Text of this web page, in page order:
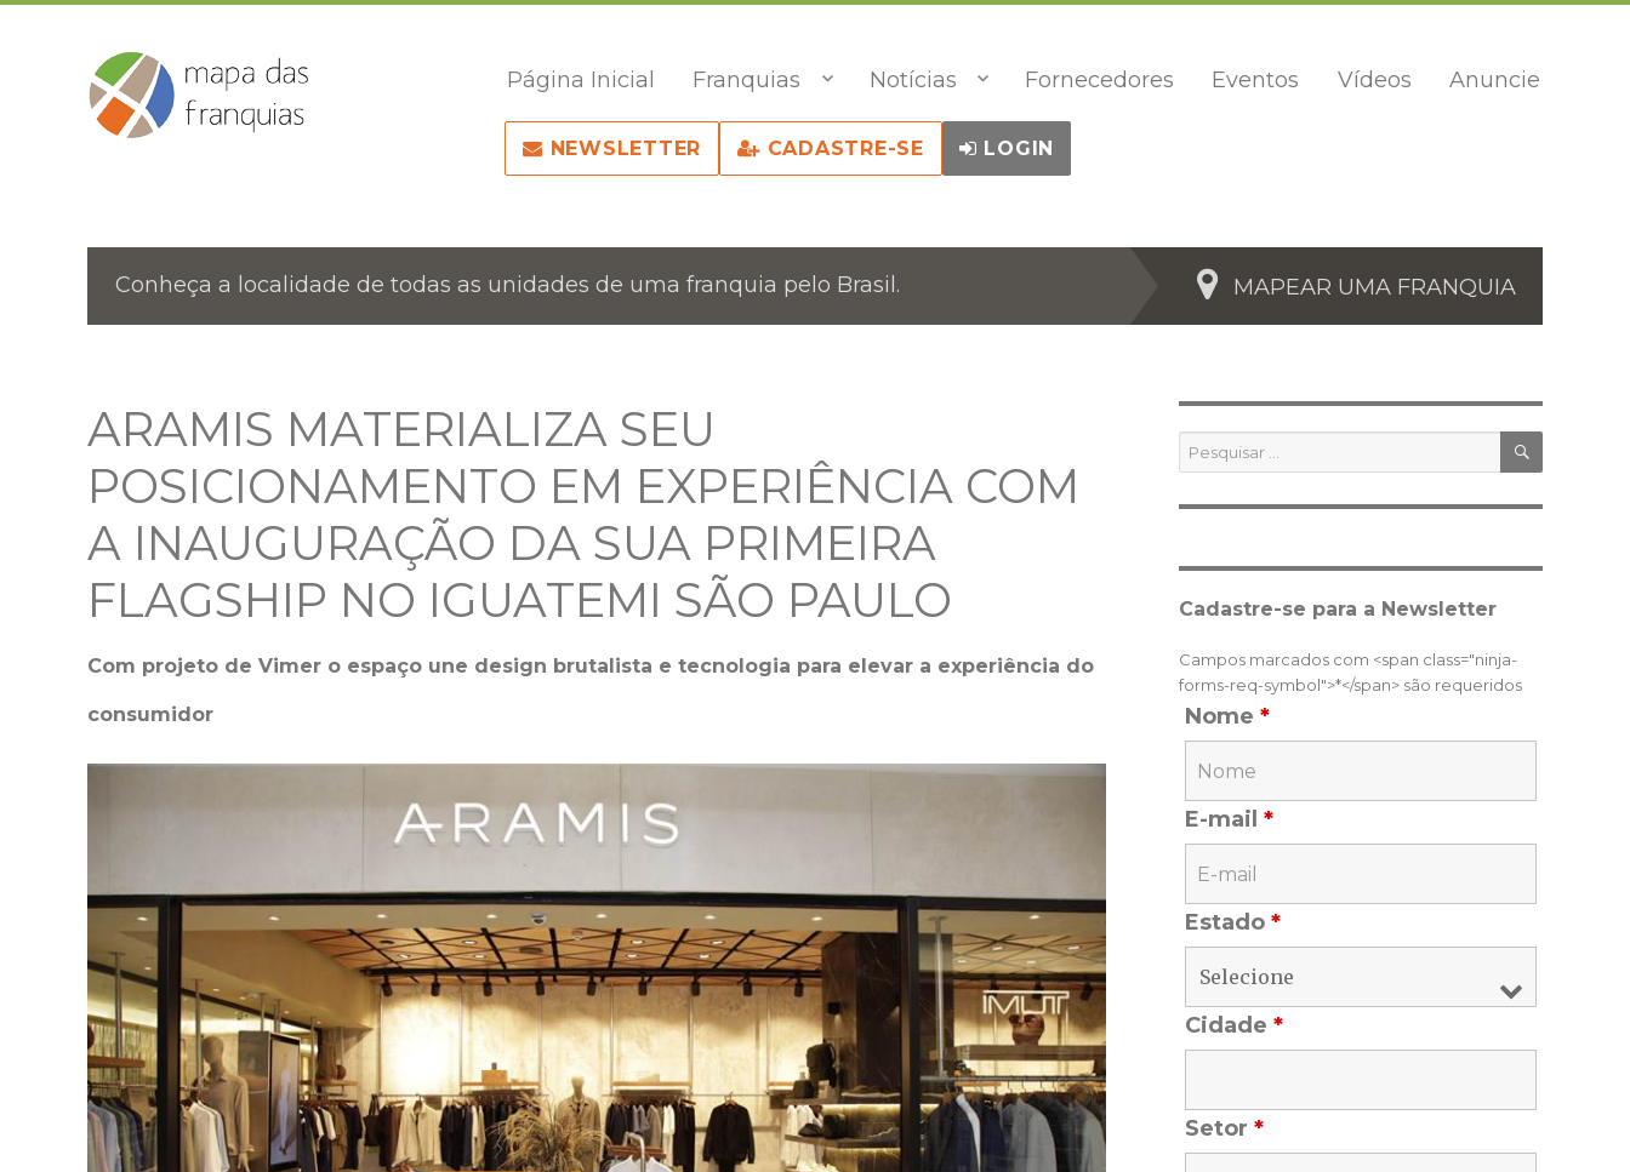
Página Inicial Franquias Notícias Fornecedores Eventos Vídeos Anuncie
NEWSLETTER CADASTRE-SE LOGIN
Conheça a localidade de todas as unidades de uma franquia pelo Brasil. MAPEAR UMA FRANQUIA
ARAMIS MATERIALIZA SEU
POSICIONAMENTO EM EXPERIÊNCIA COM
A INAUGURAÇÃO DA SUA PRIMEIRA
FLAGSHIP NO IGUATEMI SÃO PAULO
Com projeto de Vimer o espaço une design brutalista e tecnologia para elevar a experiência do
consumidor
Pesquisar
por:
Cadastre-se para a Newsletter
Campos marcados com <span class="ninja-
forms-req-symbol">*</span> são requeridos
Nome *
E-mail *
Estado *
Cidade *
Setor *